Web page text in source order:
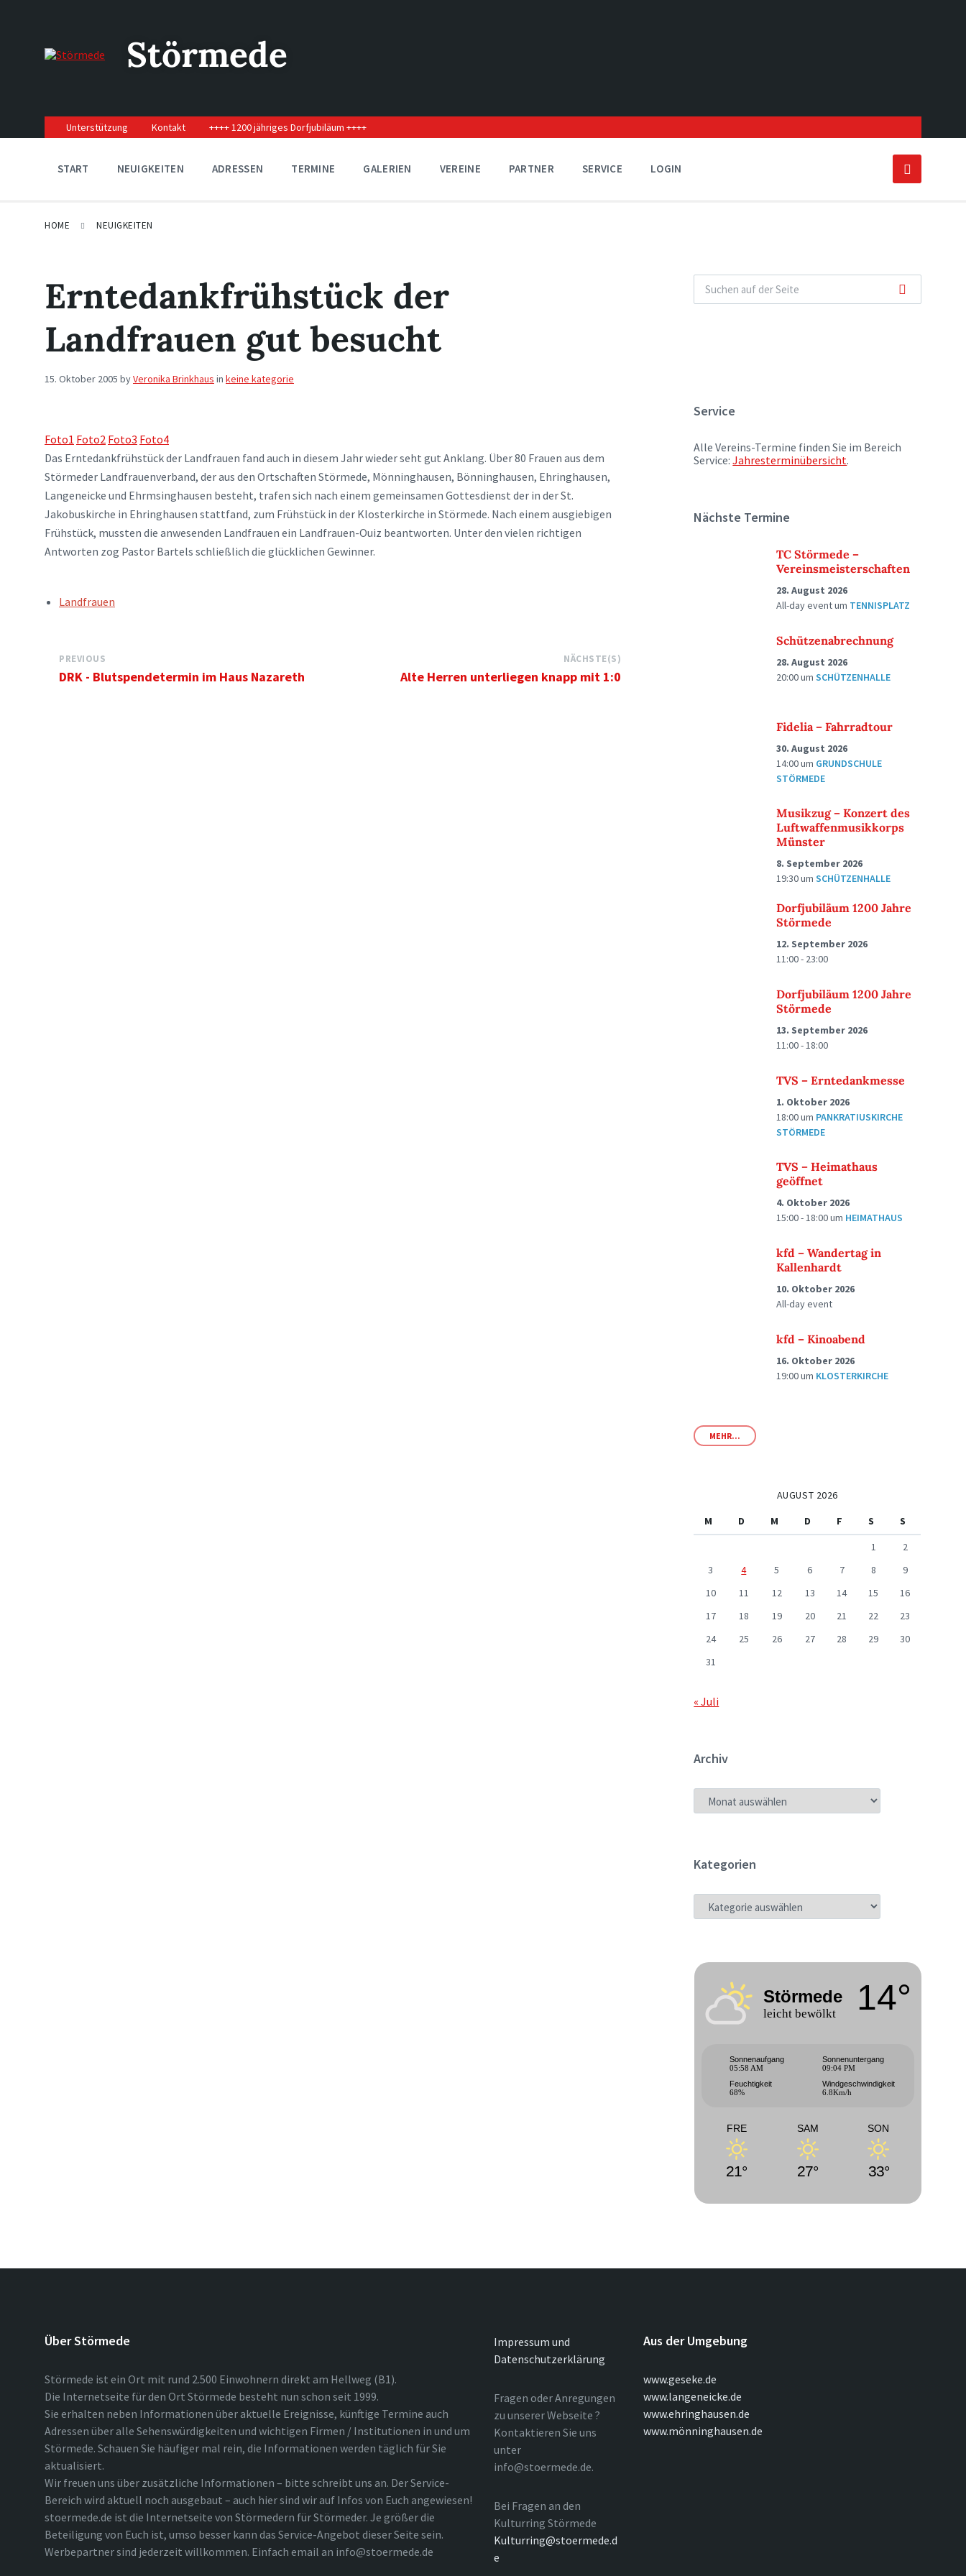
navigation
Störmede
Unterstützung Kontakt ++++ 1200 jähriges Dorfjubiläum ++++
START NEUIGKEITEN ADRESSEN TERMINE GALERIEN VEREINE PARTNER SERVICE LOGIN
HOME NEUIGKEITEN
Erntedankfrühstück der
Landfrauen gut besucht
15. Oktober 2005 byVeronika Brinkhaus in keine kategorie
Foto1 Foto2 Foto3 Foto4
Das Erntedankfrühstück der Landfrauen fand auch in diesem Jahr wieder seht gut Anklang. Über 80 Frauen aus dem
Störmeder Landfrauenverband, der aus den Ortschaften Störmede, Mönninghausen, Bönninghausen, Ehringhausen,
Langeneicke und Ehrmsinghausen besteht, trafen sich nach einem gemeinsamen Gottesdienst der in der St.
Jakobuskirche in Ehringhausen stattfand, zum Frühstück in der Klosterkirche in Störmede. Nach einem ausgiebigen
Frühstück, mussten die anwesenden Landfrauen ein Landfrauen-Ouiz beantworten. Unter den vielen richtigen
Antworten zog Pastor Bartels schließlich die glücklichen Gewinner.
TAGS:Landfrauen
PREVIOUS
DRK - Blutspendetermin im Haus Nazareth
NÄCHSTE(S)
Alte Herren unterliegen knapp mit 1:0
Service
Alle Vereins-Termine finden Sie im Bereich
Service:Jahresterminübersicht.
Nächste Termine
TC Störmede –
Vereinsmeisterschaften
28. August 2026
All-day eventum TENNISPLATZ
Schützenabrechnung
28. August 2026
20:00umSCHÜTZENHALLE
Fidelia – Fahrradtour
30. August 2026
14:00um GRUNDSCHULE
STÖRMEDE
Musikzug – Konzert des
Luftwaffenmusikkorps
Münster
8. September 2026
19:30umSCHÜTZENHALLE
Dorfjubiläum 1200 Jahre
Störmede
12. September 2026
11:00 - 23:00
Dorfjubiläum 1200 Jahre
Störmede
13. September 2026
11:00 - 18:00
TVS – Erntedankmesse
1. Oktober 2026
18:00um PANKRATIUSKIRCHE
STÖRMEDE
TVS – Heimathaus
geöffnet
4. Oktober 2026
15:00 - 18:00um HEIMATHAUS
kfd – Wandertag in
Kallenhardt
10. Oktober 2026
All-day event
kfd – Kinoabend
16. Oktober 2026
19:00um KLOSTERKIRCHE
MEHR...
AUGUST 2026
M
D M D F S
S
1
2
3
4 5 6 7 8
9
10
11 12 13 14 15
16
17
18 19 20 21 22
23
24
25 26 27 28 29
30
31
« Juli
Archiv
ARCHIV
Kategorien
KATEGORIEN
Störmede
leicht bewölkt 14°
Sonnenaufgang
05:58 AM
Sonnenuntergang
09:04 PM
Feuchtigkeit
68%
Windgeschwindigkeit
6.8Km/h
FRE
21°
SAM
27°
SON
33°
Über Störmede
Störmede ist ein Ort mit rund 2.500 Einwohnern direkt am Hellweg (B1).
Die Internetseite für den Ort Störmede besteht nun schon seit 1999.
Sie erhalten neben Informationen über aktuelle Ereignisse, künftige Termine auch
Adressen über alle Sehenswürdigkeiten und wichtigen Firmen / Institutionen in und um
Störmede. Schauen Sie häufiger mal rein, die Informationen werden täglich für Sie
aktualisiert.
Wir freuen uns über zusätzliche Informationen – bitte schreibt uns an. Der Service-
Bereich wird aktuell noch ausgebaut – auch hier sind wir auf Infos von Euch angewiesen!
stoermede.de ist die Internetseite von Störmedern für Störmeder. Je größer die
Beteiligung von Euch ist, umso besser kann das Service-Angebot dieser Seite sein.
Werbepartner sind jederzeit willkommen. Einfach email an info@stoermede.de
Impressum und
Datenschutzerklärung
Fragen oder Anregungen
zu unserer Webseite ?
Kontaktieren Sie uns
unter
info@stoermede.de.
Bei Fragen an den
Kulturring Störmede
Kulturring@stoermede.d
e
Aus der Umgebung
www.geseke.de
www.langeneicke.de
www.ehringhausen.de
www.mönninghausen.de